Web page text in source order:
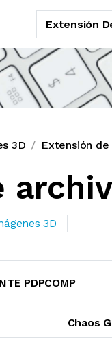
Extensión
3D Extensión de
3D
PDPCOMP
Chaos